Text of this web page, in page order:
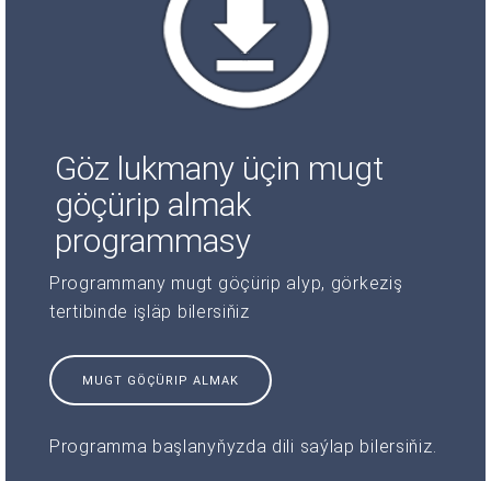
Göz lukmany üçin mugt
göçürip almak
programmasy
Programmany mugt göçürip alyp, görkeziş
tertibinde işläp bilersiňiz
MUGT GÖÇÜRIP ALMAK
Programma başlanyňyzda dili saýlap bilersiňiz.